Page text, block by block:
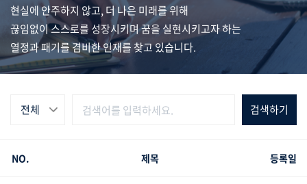
현실에 안주하지 않고, 더 나은 미래를 위해
끊임없이 스스로를 성장시키며 꿈을 실현시키고자 하는
열정과 패기를 겸비한 인재를 찾고 있습니다.
전체
NO. 제목 등록일